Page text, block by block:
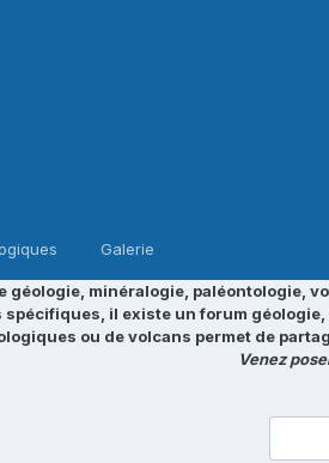
Galerie
géologie, minéralogie, paléontologie,
il existe un forum
ou de volcans permet de
Venez